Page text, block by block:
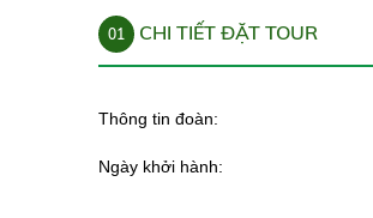
01 CHI TIẾT ĐẶT TOUR
Thông tin đoàn:
Ngày khởi hành: